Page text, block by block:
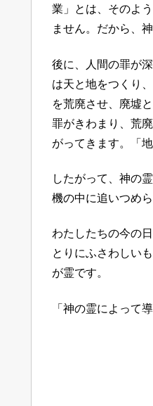
業」とは、そのよ
ません。だから、
後に、人間の罪が
は天と地をつくり
を荒廃させ、廃墟
罪がきわまり、荒
がってきます。「
したがって、神の
機の中に追いつめ
わたしたちの今の
とりにふさわしい
が霊です。
「神の霊によって